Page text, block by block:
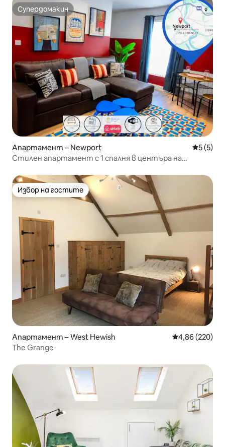
Супердомакин
Супердомакин
Апартамент – Newport Средна
5 (5)
Стилен апартамент с 1 спалня в центъра на
Избор на гостите
Избор на гостите
Апартамент – West Hewish Средна
4,86 (220)
The Grange